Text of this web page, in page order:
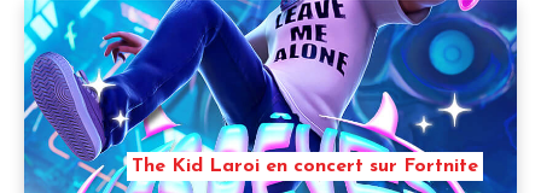
The Kid Laroi en concert sur Fortnite